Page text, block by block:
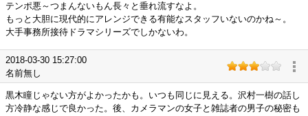
テンポ悪～つまんないもん長々と垂れ流すなよ。
もっと大胆に現代的にアレンジできる有能なスタッフいないのかね～。
大手事務所接待ドラマシリーズでしかないわ。
2018-03-30 15:27:00
名前無し
黒木瞳じゃない方がよかったかも。いつも同じに見える。沢村一樹の話し
方冷静な感じで良かった。後、カメラマンの女子と雑誌者の男子の秘密も